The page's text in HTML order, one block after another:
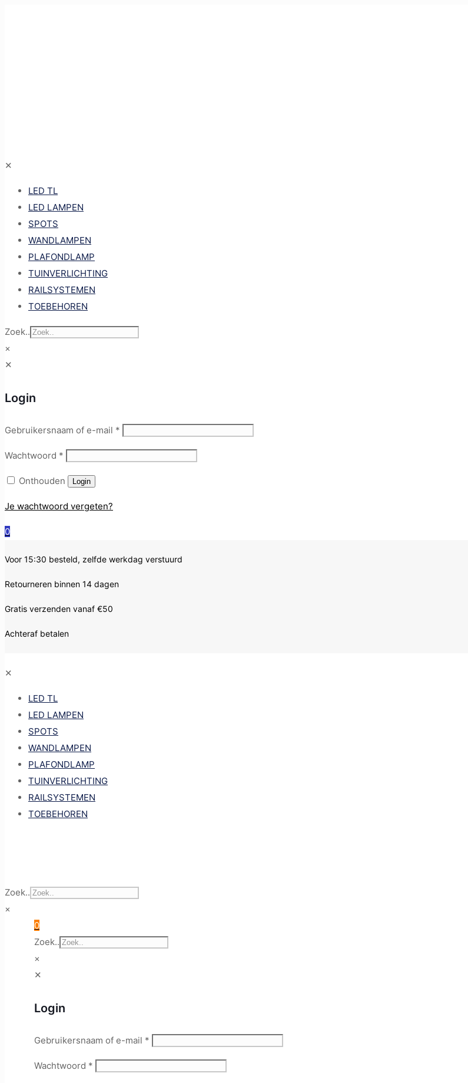
✕
LED TL
LED LAMPEN
SPOTS
WANDLAMPEN
PLAFONDLAMP
TUINVERLICHTING
RAILSYSTEMEN
TOEBEHOREN
Zoek..
×
✕
Login
Gebruikersnaam of e-mail *
Wachtwoord *
Onthouden Login
Je wachtwoord vergeten?
0
Voor 15:30 besteld, zelfde werkdag verstuurd
Retourneren binnen 14 dagen
Gratis verzenden vanaf €50
Achteraf betalen
✕
LED TL
LED LAMPEN
SPOTS
WANDLAMPEN
PLAFONDLAMP
TUINVERLICHTING
RAILSYSTEMEN
TOEBEHOREN
Zoek..
×
0
Zoek..
×
✕
Login
Gebruikersnaam of e-mail *
Wachtwoord *